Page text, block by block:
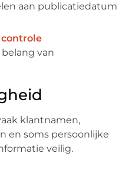
aan publicatiedatum
van
klantnamen,
en soms persoonlijke
veilig.